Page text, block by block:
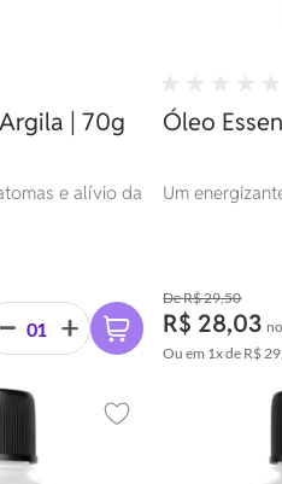
| 70g
e alívio da
Óleo
Um
R$ 29,50
R$ 28,03
Ou em 1xde R$
Adicionar aos favoritos